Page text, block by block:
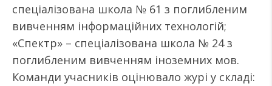
спеціалізована школа № 61 з поглибленим
вивченням інформаційних технологій;
«Спектр» – спеціалізована школа № 24 з
поглибленим вивченням іноземних мов.
Команди учасників оцінювало журі у складі: